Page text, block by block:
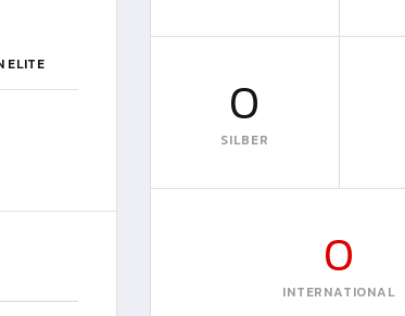
ELITE
0
SILBER
0
INTERNATIONAL